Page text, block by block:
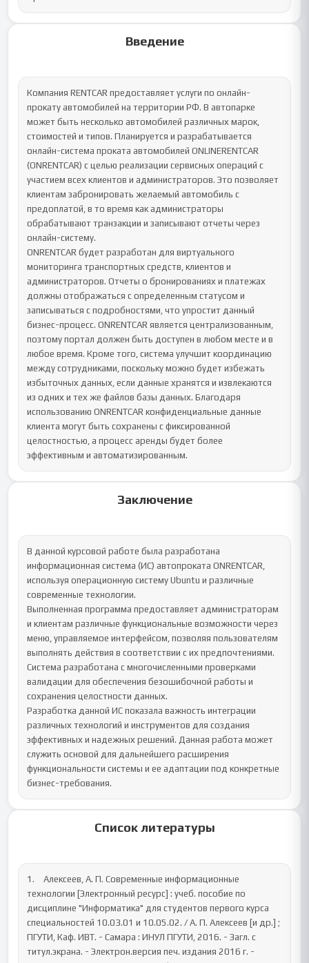
Введение
Компания RENTCAR предоставляет услуги по онлайн-
прокату автомобилей на территории РФ. В автопарке
может быть несколько автомобилей различных марок,
стоимостей и типов. Планируется и разрабатывается
онлайн-система проката автомобилей ONLINERENTCAR
(ONRENTCAR) с целью реализации сервисных операций с
участием всех клиентов и администраторов. Это позволяет
клиентам забронировать желаемый автомобиль с
предоплатой, в то время как администраторы
обрабатывают транзакции и записывают отчеты через
онлайн-систему.
ONRENTCAR будет разработан для виртуального
мониторинга транспортных средств, клиентов и
администраторов. Отчеты о бронированиях и платежах
должны отображаться с определенным статусом и
записываться с подробностями, что упростит данный
бизнес-процесс. ONRENTCAR является централизованным,
поэтому портал должен быть доступен в любом месте и в
любое время. Кроме того, система улучшит координацию
между сотрудниками, поскольку можно будет избежать
избыточных данных, если данные хранятся и извлекаются
из одних и тех же файлов базы данных. Благодаря
использованию ONRENTCAR конфиденциальные данные
клиента могут быть сохранены с фиксированной
целостностью, а процесс аренды будет более
эффективным и автоматизированным.
Заключение
В данной курсовой работе была разработана
информационная система (ИС) автопроката ONRENTCAR,
используя операционную систему Ubuntu и различные
современные технологии.
Выполненная программа предоставляет администраторам
и клиентам различные функциональные возможности через
меню, управляемое интерфейсом, позволяя пользователям
выполнять действия в соответствии с их предпочтениями.
Система разработана с многочисленными проверками
валидации для обеспечения безошибочной работы и
сохранения целостности данных.
Разработка данной ИС показала важность интеграции
различных технологий и инструментов для создания
эффективных и надежных решений. Данная работа может
служить основой для дальнейшего расширения
функциональности системы и ее адаптации под конкретные
бизнес-требования.
Список литературы
1.	Алексеев, А. П. Современные информационные
технологии [Электронный ресурс] : учеб. пособие по
дисциплине "Информатика" для студентов первого курса
специальностей 10.03.01 и 10.05.02. / А. П. Алексеев [и др.] ;
ПГУТИ, Каф. ИВТ. - Самара : ИНУЛ ПГУТИ, 2016. - Загл. с
титул.экрана. - Электрон.версия печ. издания 2016 г. -